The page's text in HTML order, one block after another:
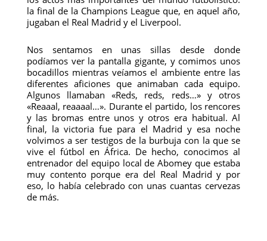
la final de la Champions League que, en aquel año,
jugaban el Real Madrid y el Liverpool.
Nos sentamos en unas sillas desde donde
podíamos ver la pantalla gigante, y comimos unos
bocadillos mientras veíamos el ambiente entre las
diferentes aficiones que animaban cada equipo.
Algunos llamaban «Reds, reds, reds…» y otros
«Reaaal, reaaaal…». Durante el partido, los rencores
y las bromas entre unos y otros era habitual. Al
final, la victoria fue para el Madrid y esa noche
volvimos a ser testigos de la burbuja con la que se
vive el fútbol en África. De hecho, conocimos al
entrenador del equipo local de Abomey que estaba
muy contento porque era del Real Madrid y por
eso, lo había celebrado con unas cuantas cervezas
de más.